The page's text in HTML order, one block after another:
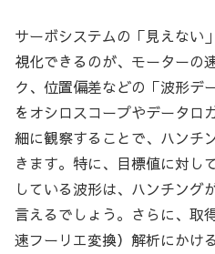
サーボシステムの「見えない
視化できるのが、モーターの
ク、位置偏差などの「波形デ
をオシロスコープやデータロ
細に観察することで、ハンチ
きます。特に、目標値に対し
している波形は、ハンチング
言えるでしょう。さらに、取
速フーリエ変換）解析にかけ